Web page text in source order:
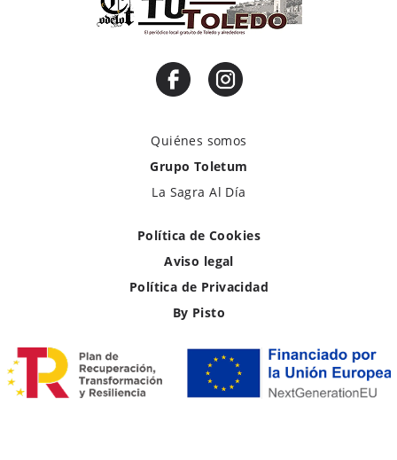
Quiénes somos
Grupo Toletum
La Sagra Al Día
Política de Cookies
Aviso legal
Política de Privacidad
By Pisto